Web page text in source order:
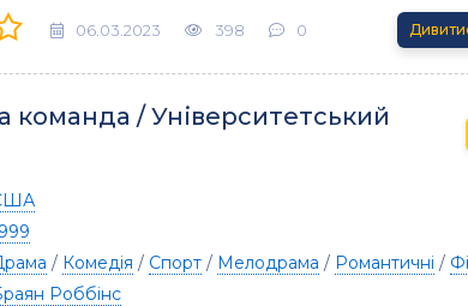
06.03.2023 398 0
команда / Університетський
/ Комедія / Спорт / Мелодрама / Романтичні /
Роббінс